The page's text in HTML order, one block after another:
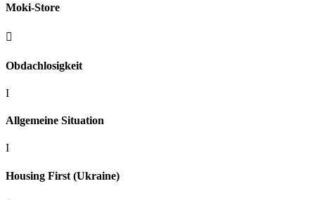
Moki-Store

Obdachlosigkeit
I
Allgemeine Situation
I
Housing First (Ukraine)